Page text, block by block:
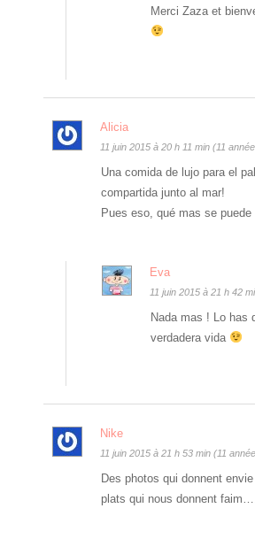
Merci Zaza et
Alicia
11 juin 2015 à 20 h 11 min (11
Una comida de lujo para el
compartida junto al mar!
Pues eso, qué mas se puede
Eva
11 juin 2015 à 21 h 42
Nada mas ! Lo has
verdadera vida
Nike
11 juin 2015 à 21 h 53 min (11
Des photos qui donnent
plats qui nous donnent faim….